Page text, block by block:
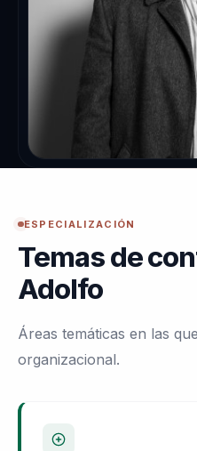
ESPECIALIZACIÓN
Temas de
Adolfo
Áreas temáticas en las
organizacional.